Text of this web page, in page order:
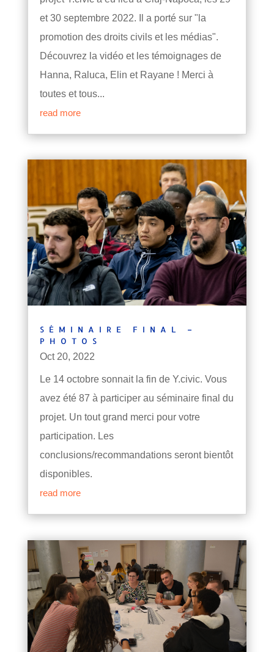
et 30 septembre 2022. Il a porté sur "la
promotion des droits civils et les médias".
Découvrez la vidéo et les témoignages de
Hanna, Raluca, Elin et Rayane ! Merci à
toutes et tous...
read more
SÉMINAIRE FINAL –
PHOTOS
Oct 20, 2022
Le 14 octobre sonnait la fin de Y.civic. Vous
avez été 87 à participer au séminaire final du
projet. Un tout grand merci pour votre
participation. Les
conclusions/recommandations seront bientôt
disponibles.
read more